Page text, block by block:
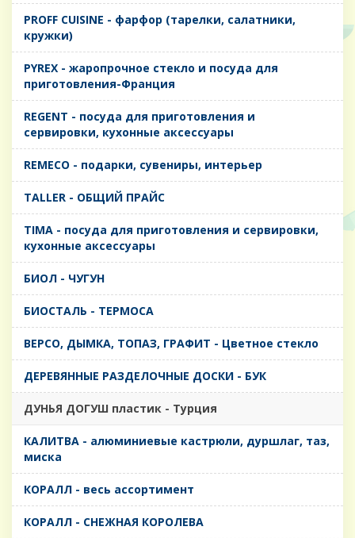
PROFF CUISINE - фарфор (тарелки, салатники,
кружки)
PYREX - жаропрочное стекло и посуда для
приготовления-Франция
REGENT - посуда для приготовления и
сервировки, кухонные аксессуары
REMECO - подарки, сувениры, интерьер
TALLER - ОБЩИЙ ПРАЙС
TIMA - посуда для приготовления и сервировки,
кухонные аксессуары
БИОЛ - ЧУГУН
БИОСТАЛЬ - ТЕРМОСА
ВЕРСО, ДЫМКА, ТОПАЗ, ГРАФИТ - Цветное стекло
ДЕРЕВЯННЫЕ РАЗДЕЛОЧНЫЕ ДОСКИ - БУК
ДУНЬЯ ДОГУШ пластик - Турция
КАЛИТВА - алюминиевые кастрюли, дуршлаг, таз,
миска
КОРАЛЛ - весь ассортимент
КОРАЛЛ - СНЕЖНАЯ КОРОЛЕВА